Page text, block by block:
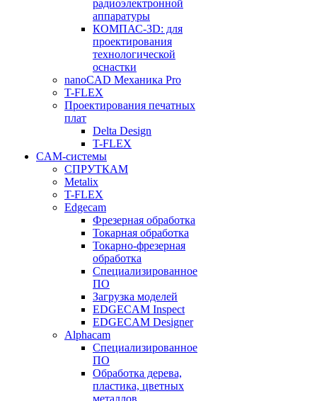
радиоэлектронной
аппаратуры
КОМПАС-3D: для
проектирования
технологической
оснастки
nanoCAD Механика Pro
T-FLEX
Проектирования печатных
плат
Delta Design
T-FLEX
CAM-системы
СПРУТКAM
Metalix
T-FLEX
Edgecam
Фрезерная обработка
Токарная обработка
Токарно-фрезерная
обработка
Специализированное
ПО
Загрузка моделей
EDGECAM Inspect
EDGECAM Designer
Alphacam
Специализированное
ПО
Обработка дерева,
пластика, цветных
металлов